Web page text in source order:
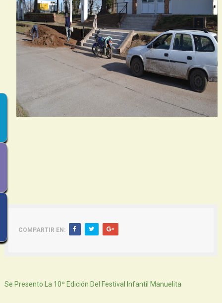
COMPARTIR EN:
Se Presento La 10º Edición Del Festival Infantil Manuelita